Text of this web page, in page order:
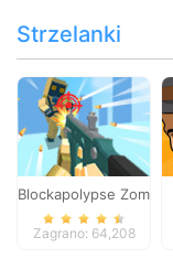
Strzelanki
Blockapolypse
Zagrano: 64,208